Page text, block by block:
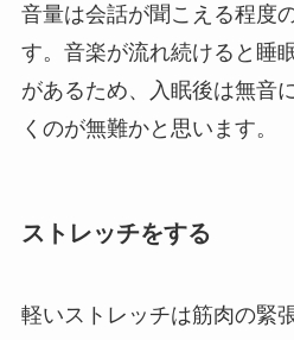
音量は会話が聞こえる程度
す。音楽が流れ続けると睡
があるため、入眠後は無音
くのが無難かと思います。
ストレッチをする
軽いストレッチは筋肉の緊